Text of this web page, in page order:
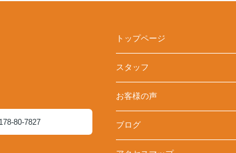
80-7827
トップページ
スタッフ
お客様の声
ブログ